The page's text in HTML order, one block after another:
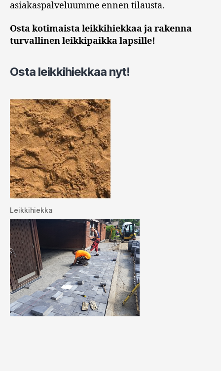
asiakaspalveluumme ennen tilausta.
Osta kotimaista leikkihiekkaa ja rakenna
turvallinen leikkipaikka lapsille!
Osta leikkihiekkaa nyt!
Leikkihiekka